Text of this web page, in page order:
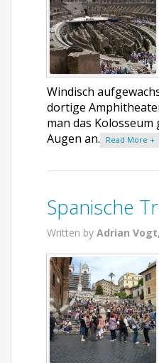
Windisch
dortige
man das
Augen an.
Read More +
Spanische
Written by Adrian Vogt,